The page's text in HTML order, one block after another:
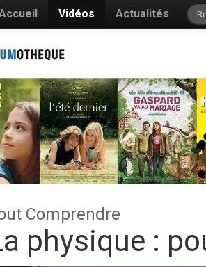
Vidéos Actualités
Comprendre
physique :